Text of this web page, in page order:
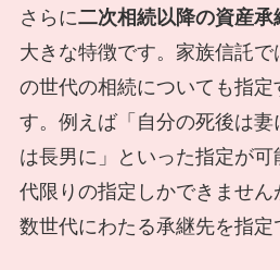
さらに二次相続以降の資産承
大きな特徴です。家族信託
の世代の相続についても指定
す。例えば「自分の死後は
は長男に」といった指定が
代限りの指定しかできませ
数世代にわたる承継先を指定